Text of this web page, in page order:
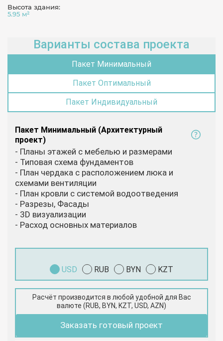
Высота здания:
5.95 м²
Варианты состава проекта
Пакет Минимальный
Пакет Оптимальный
Пакет Индивидуальный
Пакет Минимальный (Архитектурный
проект)
- Планы этажей с мебелью и размерами
- Типовая схема фундаментов
- План чердака с расположением люка и
схемами вентиляции
- План кровли с системой водоотведения
- Разрезы, Фасады
- 3D визуализации
- Расход основных материалов
USD RUB BYN KZT
Расчёт производится в любой удобной для Вас
валюте (RUB, BYN, KZT, USD, AZN)
Заказать готовый проект